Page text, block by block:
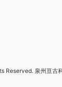
Reserved. 泉州亘古